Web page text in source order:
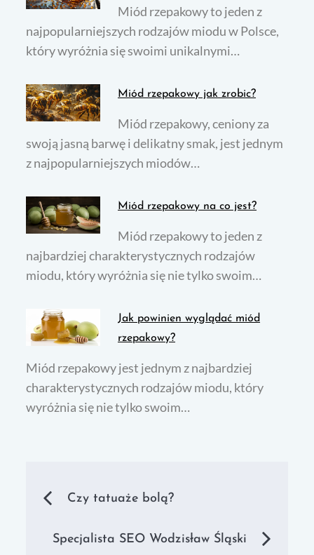
Miód rzepakowy to jeden z
najpopularniejszych rodzajów miodu w Polsce,
który wyróżnia się swoimi unikalnymi…
Miód rzepakowy jak zrobic?
Miód rzepakowy, ceniony za
swoją jasną barwę i delikatny smak, jest jednym
z najpopularniejszych miodów…
Miód rzepakowy na co jest?
Miód rzepakowy to jeden z
najbardziej charakterystycznych rodzajów
miodu, który wyróżnia się nie tylko swoim…
Jak powinien wyglądać miód
rzepakowy?
Miód rzepakowy jest jednym z najbardziej
charakterystycznych rodzajów miodu, który
wyróżnia się nie tylko swoim…
Nawigacja
wpisu
Czy tatuaże bolą?
Specjalista SEO Wodzisław Śląski